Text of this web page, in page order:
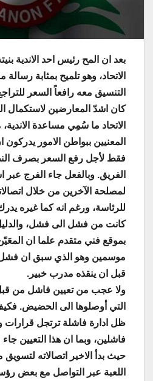
بعد ان المح رئيس احد الاندية
الاتحاد، وهو تلميح بمثابة
التنسيق معه رافعاً السعر
كان اشدّ المعارضين لاستكمال
الاتحاد ما سُمِي مساعدة
المعنيين ببواطن الامور
فقط لأجل رفع السعر بصرف
الفريق. وبالفعل جاء الفرج عبر
لمصلحة الآخرين من خلال
للرئاسة، ورغم انه كما غيره
كانت من فشل الى فشل،
بموقع فني متقدم علما ان
موسمين وهو الذي سبق ان فشل
قبل ان ينقذه مدرب خبير.
ولا عجب من تعيين فاشل من قبل
التي أوصلوها الى الحضيض.
ظل ادارة فاشلة ترتجل قرارات
فاشلين، وبما ان هذا التعيين
حيث بدأ الاخير اتصالاته
اللعبة عبر التواصل مع بعض